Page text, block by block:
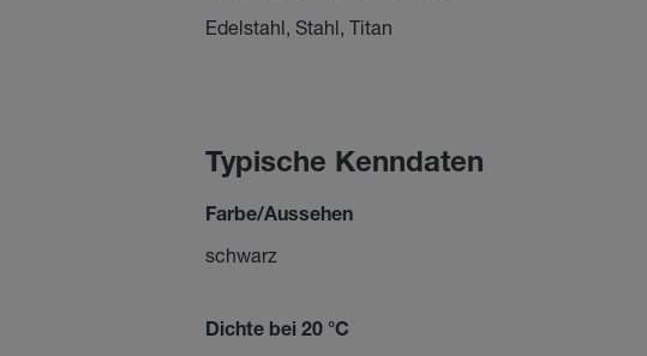
Edelstahl, Stahl, Titan
Typische Kenndaten
Farbe/Aussehen
schwarz
Dichte bei 20 °C